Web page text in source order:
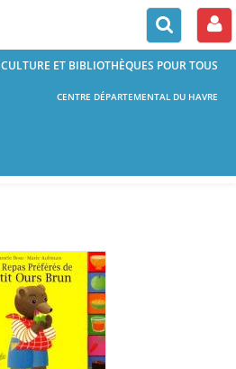
CULTURE ET BIBLIOTHÈQUES POUR TOUS
CENTRE DÉPARTEMENTAL DU HAVRE